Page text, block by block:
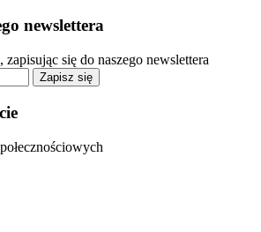
newslettera
się do naszego newslettera
Zapisz się